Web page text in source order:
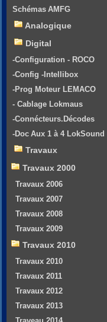
Schémas AMFG
Analogique
Digital
-Configuration - ROCO
-Config -Intellibox
-Prog Moteur LEMACO
- Cablage Lokmaus
-Connécteurs.Décodes
-Doc Aux 1 à 4 LokSound
Travaux
Travaux 2000
Travaux 2006
Travaux 2007
Travaux 2008
Travaux 2009
Travaux 2010
Travaux 2010
Travaux 2011
Travaux 2012
Travaux 2013